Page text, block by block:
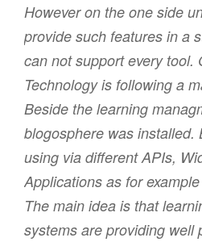
However on the one side
provide such features in a
can not support every tool.
Technology is following a
Beside the learning
blogosphere was installed.
using via different APIs,
Applications as for example
The main idea is that
systems are providing well